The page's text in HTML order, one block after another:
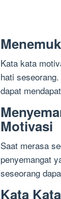
Kata kata
hati
dapat
Motivasi
Saat merasa
penyemangat
seseorang
Kata